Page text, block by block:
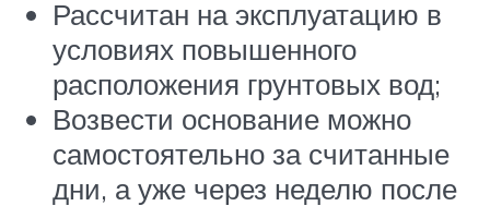
Рассчитан на эксплуатацию в
условиях повышенного
расположения грунтовых вод;
Возвести основание можно
самостоятельно за считанные
дни, а уже через неделю после